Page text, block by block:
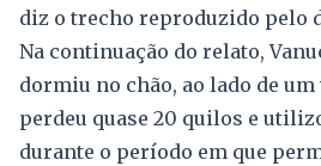
diz o trecho reproduzido pelo
Na continuação do relato,
dormiu no chão, ao lado de
perdeu quase 20 quilos e
durante o período em que